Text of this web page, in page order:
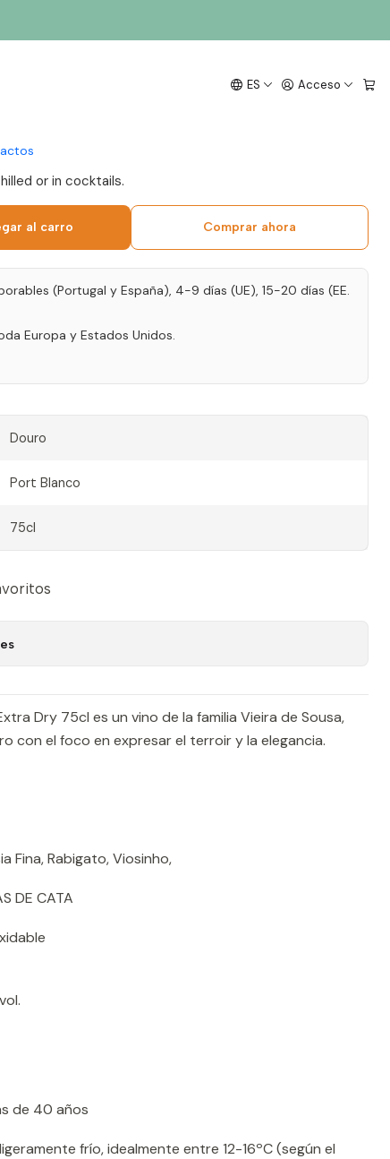
ES Acceso
Porto Branco Extra
or in cocktails.
al carro Comprar ahora
(Portugal y España), 4-9 días (UE), 15-20 días (EE.
Europa y Estados Unidos.
Douro
Port Blanco
75cl
Dry 75cl es un vino de la familia Vieira de Sousa,
con el foco en expresar el terroir y la elegancia.
Fina, Rabigato, Viosinho,
DE CATA
de 40 años
frío, idealmente entre 12-16ºC (según el